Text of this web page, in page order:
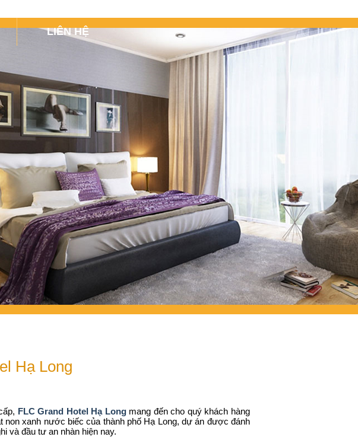
LIÊN HỆ
Hạ Long
FLC Grand Hotel Hạ Longmang đến cho quý khách hàng
xanh nước biếc của thành phố Hạ Long, dự án được đánh
và đầu tư an nhàn hiện nay.